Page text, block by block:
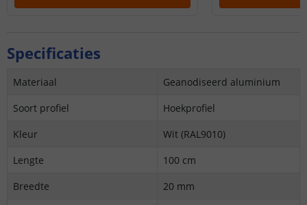
Specificaties
Materiaal
Geanodiseerd aluminium
Soort profiel
Hoekprofiel
Kleur
Wit (RAL9010)
Lengte
100 cm
Breedte
20 mm